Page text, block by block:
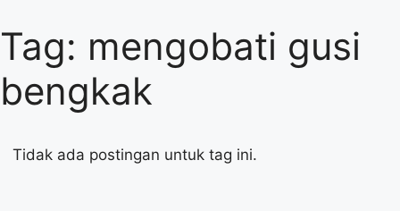
Tag: mengobati gusi
bengkak
Tidak ada postingan untuk tag ini.